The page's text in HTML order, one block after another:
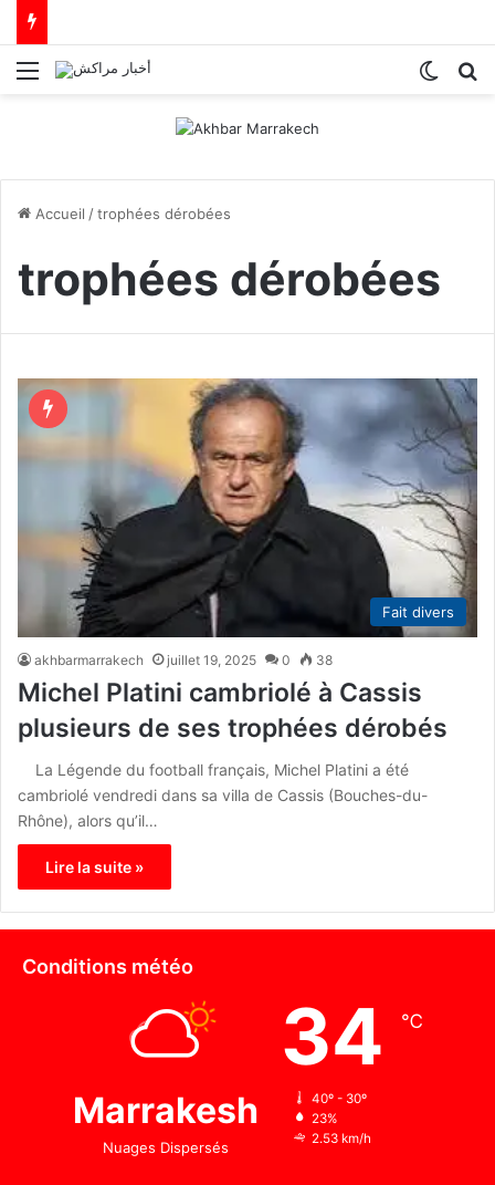
Menu
Accueil /trophées dérobées
trophées dérobées
Fait divers
akhbarmarrakech juillet 19, 2025 0 38
Michel Platini cambriolé à Cassis
plusieurs de ses trophées dérobés
La Légende du football français, Michel Platini a été
cambriolé vendredi dans sa villa de Cassis (Bouches-du-
Rhône), alors qu’il…
Lire la suite »
Conditions météo
Marrakesh
Nuages Dispersés
34 ℃
40º - 30º
23%
2.53 km/h